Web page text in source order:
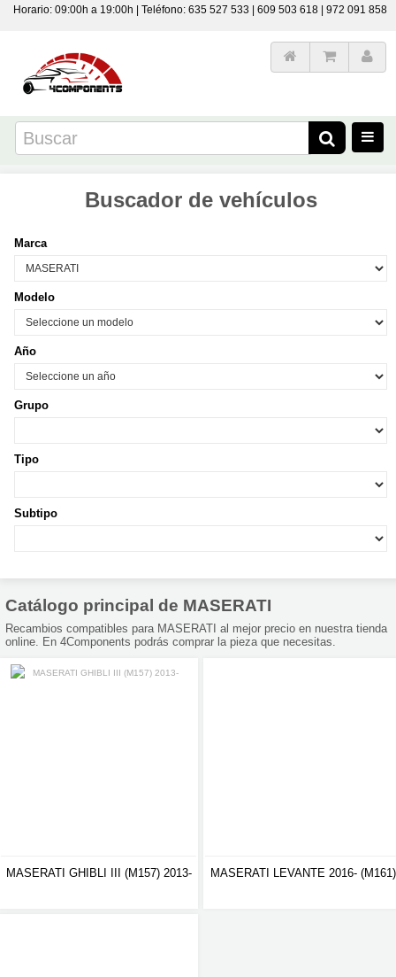
Horario: 09:00h a 19:00h | Teléfono: 635 527 533 | 609 503 618 | 972 091 858
Buscador de vehículos
Marca
Modelo
Año
Grupo
Tipo
Subtipo
Catálogo principal de MASERATI
Recambios compatibles para MASERATI al mejor precio en nuestra tienda
online. En 4Components podrás comprar la pieza que necesitas.
MASERATI GHIBLI III (M157) 2013- MASERATI LEVANTE 2016- (M161)